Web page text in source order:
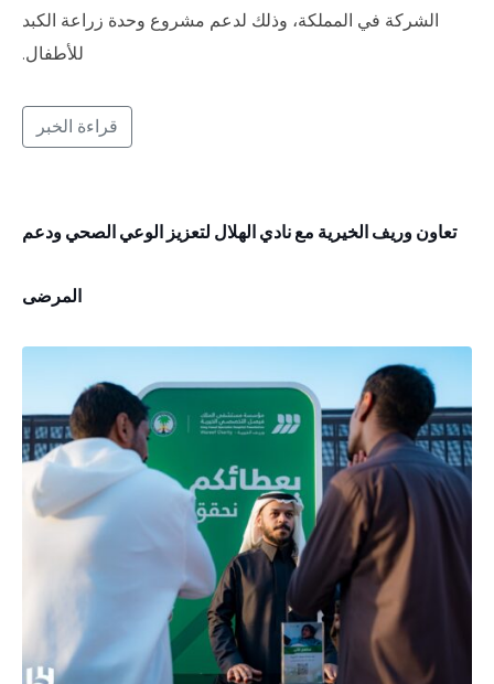
الشركة في المملكة، وذلك لدعم مشروع وحدة زراعة الكبد
للأطفال.
قراءة الخبر
تعاون وريف الخيرية مع نادي الهلال لتعزيز الوعي الصحي ودعم
المرضى